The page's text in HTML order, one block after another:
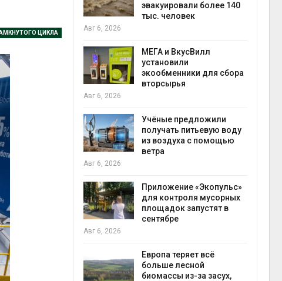
ЦИКЛА
столкнулись с
панели над
позволяют
энергию и
вода с крыш
городам
жару
ускорить
эвакуировали более 140
тыс. человек
Авг 6, 2026
МЕГА и ВкусВилл
установили
экообменники для сбора
вторсырья
Авг 6, 2026
Учёные предложили
получать питьевую воду
из воздуха с помощью
ветра
Авг 6, 2026
Приложение «Экопульс»
для контроля мусорных
площадок запустят в
сентябре
Авг 6, 2026
Европа теряет всё
больше лесной
биомассы из-за засух,